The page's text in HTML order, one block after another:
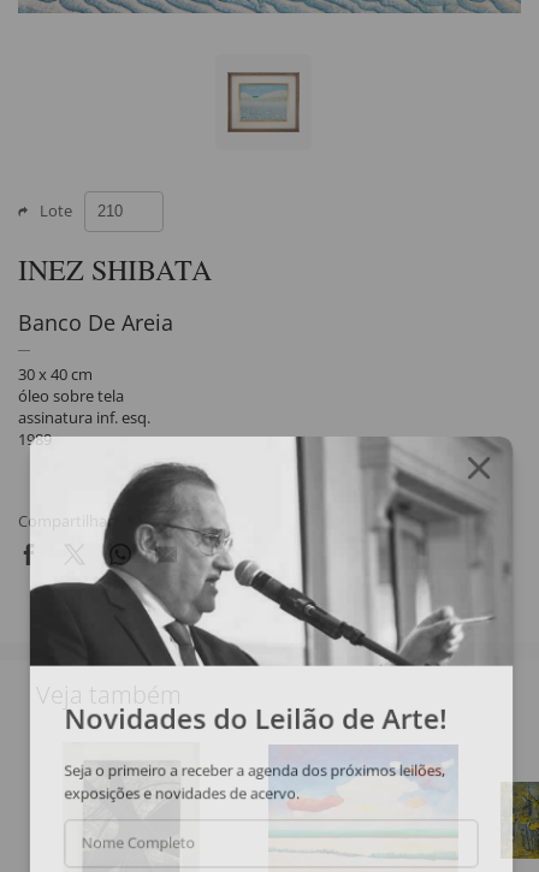
Lote
INEZ SHIBATA
Banco De Areia
30 x 40 cm
óleo sobre tela
assinatura inf. esq.
1989
Compartilhar
Veja também
Novidades do Leilão de Arte!
Seja o primeiro a receber a agenda dos próximos leilões,
exposições e novidades de acervo.
Nome Completo